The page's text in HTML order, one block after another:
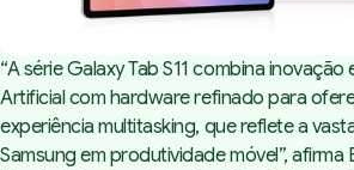
“A série Galaxy Tab S11 combina inovação
Artificial com hardware refinado para
experiência multitasking, que reflete a
Samsung em produtividade móvel”, afirma